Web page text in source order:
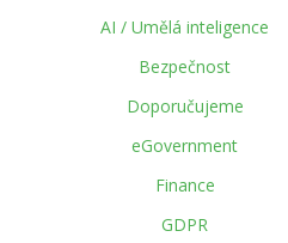
AI / Umělá inteligence
Bezpečnost
Doporučujeme
eGovernment
Finance
GDPR